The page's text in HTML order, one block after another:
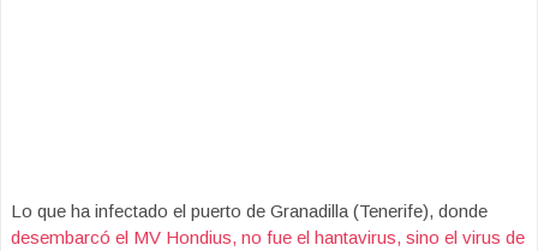
Lo que ha infectado el puerto de Granadilla (Tenerife), donde
desembarcó el MV Hondius, no fue el hantavirus, sino el virus de